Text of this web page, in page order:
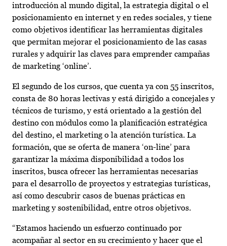
introducción al mundo digital, la estrategia digital o el
posicionamiento en internet y en redes sociales, y tiene
como objetivos identificar las herramientas digitales
que permitan mejorar el posicionamiento de las casas
rurales y adquirir las claves para emprender campañas
de marketing ‘online’.
El segundo de los cursos, que cuenta ya con 55 inscritos,
consta de 80 horas lectivas y está dirigido a concejales y
técnicos de turismo, y está orientado a la gestión del
destino con módulos como la planificación estratégica
del destino, el marketing o la atención turística. La
formación, que se oferta de manera ‘on-line’ para
garantizar la máxima disponibilidad a todos los
inscritos, busca ofrecer las herramientas necesarias
para el desarrollo de proyectos y estrategias turísticas,
así como descubrir casos de buenas prácticas en
marketing y sostenibilidad, entre otros objetivos.
“Estamos haciendo un esfuerzo continuado por
acompañar al sector en su crecimiento y hacer que el